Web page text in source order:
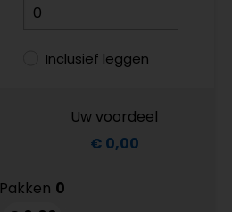
Inclusief leggen
Uw voordeel
€ 0,00
Pakken 0